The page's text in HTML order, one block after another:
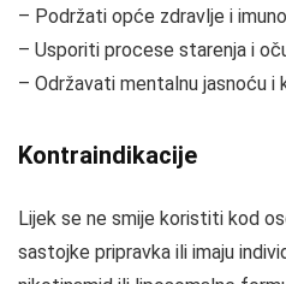
– Podržati opće zdravlje i
– Usporiti procese starenja i
– Održavati mentalnu jasnoću i
Kontraindikacije
Lijek se ne smije koristiti kod
sastojke pripravka ili imaju